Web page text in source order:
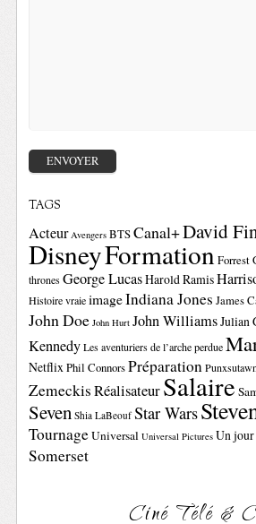
TAGS
Acteur Avengers BTSCanal+David
DisneyFormation Forrest
thrones George LucasHarold Ramis
Histoire vraie imageIndiana Jones James
John Doe John Hurt John WilliamsJulian
Kennedy Les aventuriers de l’arche perdue
Netflix Phil ConnorsPréparation
ZemeckisRéalisateurSalaire
Seven Shia LaBeouf Star Wars
TournageUniversal Universal Pictures Un jour
Somerset
Ciné Télé &